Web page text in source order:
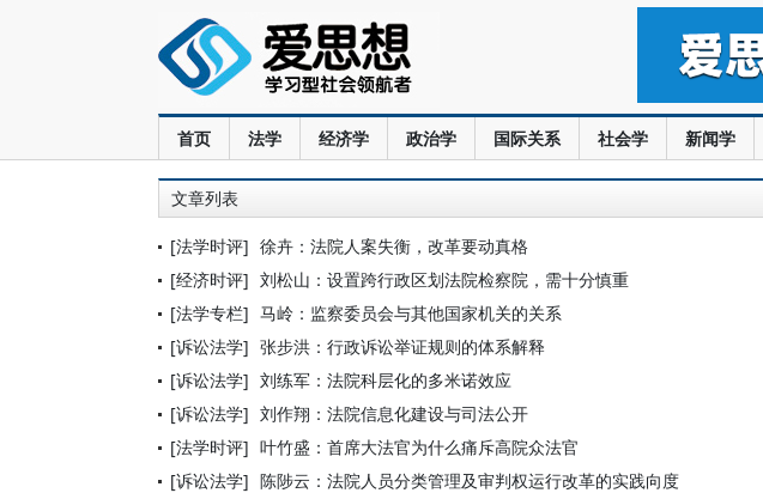
首页 法学 经济学 政治学 国际关系 社会学 新闻学
文章列表
[法学时评] 徐卉：法院人案失衡，改革要动真格
[经济时评] 刘松山：设置跨行政区划法院检察院，需十分慎重
[法学专栏] 马岭：监察委员会与其他国家机关的关系
[诉讼法学] 张步洪：行政诉讼举证规则的体系解释
[诉讼法学] 刘练军：法院科层化的多米诺效应
[诉讼法学] 刘作翔：法院信息化建设与司法公开
[法学时评] 叶竹盛：首席大法官为什么痛斥高院众法官
[诉讼法学] 陈陟云：法院人员分类管理及审判权运行改革的实践向度